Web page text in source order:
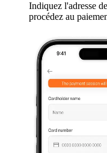
Indiquez l'adresse
procédez au